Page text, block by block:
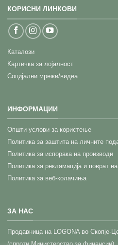
КОРИСНИ ЛИНКОВИ
Каталози
Картичка за лојалност
Социјални мрежи/видеа
ИНФОРМАЦИИ
Општи услови за користење
Политика за заштита на личните
Политика за испорака на производи
Политика за рекламација и поврат
Политика за веб-колачиња
ЗА НАС
Прoдавница на LOGONA во Скопје-